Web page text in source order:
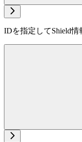
IDを指定してShield情